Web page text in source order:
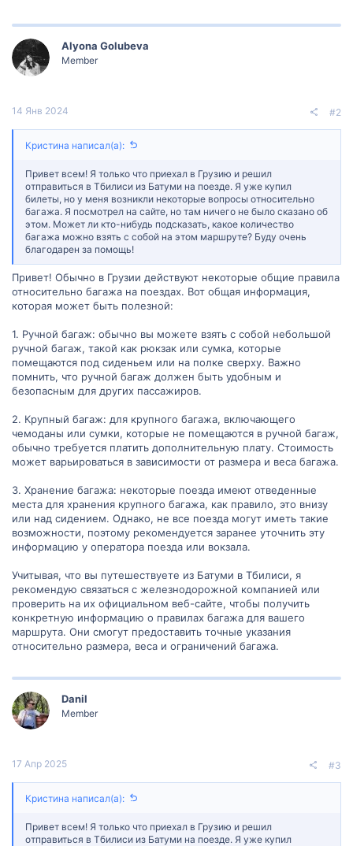
Alyona Golubeva
Member
14 Янв 2024 #2
Кристина написал(а):
Привет всем! Я только что приехал в Грузию и решил
отправиться в Тбилиси из Батуми на поезде. Я уже купил
билеты, но у меня возникли некоторые вопросы относительно
багажа. Я посмотрел на сайте, но там ничего не было сказано об
этом. Может ли кто-нибудь подсказать, какое количество
багажа можно взять с собой на этом маршруте? Буду очень
благодарен за помощь!
Привет! Обычно в Грузии действуют некоторые общие правила
относительно багажа на поездах. Вот общая информация,
которая может быть полезной:
1. Ручной багаж: обычно вы можете взять с собой небольшой
ручной багаж, такой как рюкзак или сумка, которые
помещаются под сиденьем или на полке сверху. Важно
помнить, что ручной багаж должен быть удобным и
безопасным для других пассажиров.
2. Крупный багаж: для крупного багажа, включающего
чемоданы или сумки, которые не помещаются в ручной багаж,
обычно требуется платить дополнительную плату. Стоимость
может варьироваться в зависимости от размера и веса багажа.
3. Хранение багажа: некоторые поезда имеют отведенные
места для хранения крупного багажа, как правило, это внизу
или над сидением. Однако, не все поезда могут иметь такие
возможности, поэтому рекомендуется заранее уточнить эту
информацию у оператора поезда или вокзала.
Учитывая, что вы путешествуете из Батуми в Тбилиси, я
рекомендую связаться с железнодорожной компанией или
проверить на их официальном веб-сайте, чтобы получить
конкретную информацию о правилах багажа для вашего
маршрута. Они смогут предоставить точные указания
относительно размера, веса и ограничений багажа.
Danil
Member
17 Апр 2025 #3
Кристина написал(а):
Привет всем! Я только что приехал в Грузию и решил
отправиться в Тбилиси из Батуми на поезде. Я уже купил